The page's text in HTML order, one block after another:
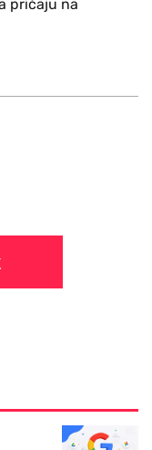
pričaju na